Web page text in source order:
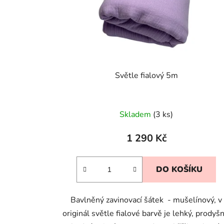
Světle fialový 5m
Skladem (3 ks)
1 290 Kč
DO KOŠÍKU
Bavlněný zavinovací šátek - mušelínový, v
originál světle fialové barvě je lehký,